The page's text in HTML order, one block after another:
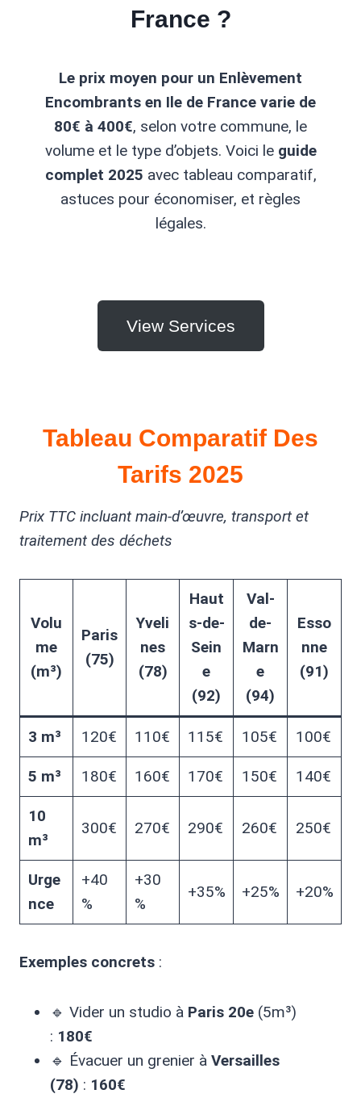
France ?
Le prix moyen pour un Enlèvement
Encombrants en Ile de France varie de
80€ à 400€, selon votre commune, le
volume et le type d’objets. Voici le guide
complet 2025 avec tableau comparatif,
astuces pour économiser, et règles
légales.
View Services
Tableau Comparatif Des
Tarifs 2025
Prix TTC incluant main-d’œuvre, transport et
traitement des déchets
Volu
me
(m³)
Paris
(75)
Yveli
nes
(78)
Haut
s-de-
Sein
e
(92)
Val-
de-
Marn
e
(94)
Esso
nne
(91)
3 m³ 120€ 110€ 115€ 105€ 100€
5 m³ 180€ 160€ 170€ 150€ 140€
10
m³
300€ 270€ 290€ 260€ 250€
Urge
nce
+40
%
+30
%
+35% +25% +20%
Exemples concrets :
🔹 Vider un studio à Paris 20e (5m³)
: 180€
🔹 Évacuer un grenier à Versailles
(78) : 160€